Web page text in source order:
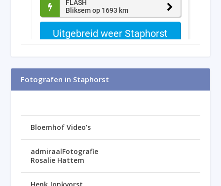
Fotografen in Staphorst
Bloemhof Video’s
admiraalFotografie
Rosalie Hattem